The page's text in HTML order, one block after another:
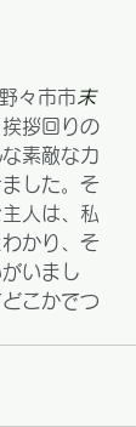
々市市 末
拶回りの
素敵なカ
した。そ
人は、私
かり、そ
いまし
こかでつ